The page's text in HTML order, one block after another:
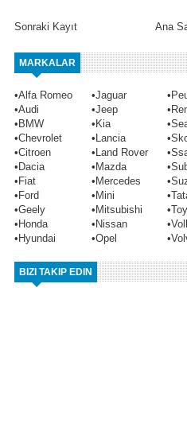
Sonraki Kayıt Ana
MARKALAR
•Alfa Romeo •Jaguar •
•Audi •Jeep •
• BMW • Kia •
•Chevrolet • Lancia •
•Citroen • Land Rover •
• Dacia • Mazda •
• Fiat • Mercedes •
• Ford • Mini •
•Geely • Mitsubishi •
• Honda • Nissan •
• Hyundai •Opel •
BIZI TAKIP EDIN